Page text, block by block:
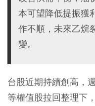
本可望降低提振獲
作不順，未來乙烷
變。
台股近期持續創高，
等權值股拉回整理下